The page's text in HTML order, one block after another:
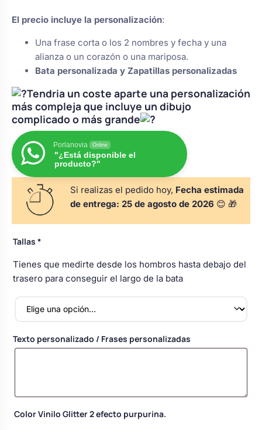
para arras
alianzas
porta alianzas
de boda
y pala tarta
bebé boda
floral coche
personalizadas
Rasca y Gana para Comunión:
Sorpresas y Diversión
Detalles de comunión para invitados
Ver todo
Bolsos personalizados
Neceseres personalizados
Otros regalos
Ver todo
cliente
El precio incluye la personalización:
Una frase corta o los 2 nombres y fecha y una
alianza o un corazón o una mariposa.
Bata personalizada y Zapatillas personalizadas
Tendria un coste aparte una personalización
más compleja que incluye un dibujo
complicado o más grande
Porlanovia Online
"¿Está disponible el
producto?"
Si realizas el pedido hoy, Fecha estimada
de entrega: 25 de agosto de 2026 😊 🎁
Tallas *
Tienes que medirte desde los hombros hasta debajo del
trasero para conseguir el largo de la bata
Texto personalizado / Frases personalizadas
Color Vinilo Glitter 2 efecto purpurina.